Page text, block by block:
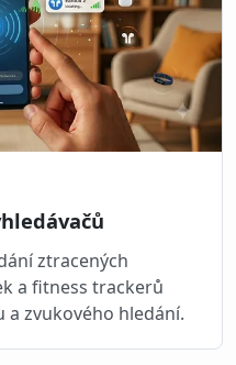
ztracených
a fitness trackerů
a zvukového hledání.